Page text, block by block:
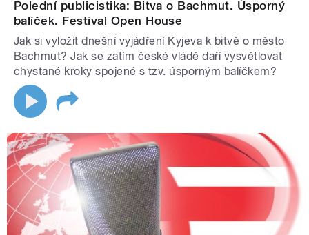
Polední publicistika: Bitva o Bachmut. Úsporný
balíček. Festival Open House
Jak si vyložit dnešní vyjádření Kyjeva k bitvě o město
Bachmut? Jak se zatím české vládě daří vysvětlovat
chystané kroky spojené s tzv. úsporným balíčkem?